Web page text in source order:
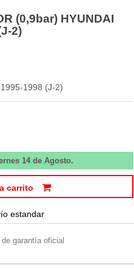
(0,9bar) HYUNDAI
2)
1998 (J-2)
14 de Agosto.
carrito
estandar
garantía oficial